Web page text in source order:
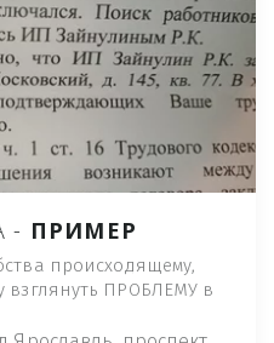
- ПРИМЕР
происходящему,
ПРОБЛЕМУ в